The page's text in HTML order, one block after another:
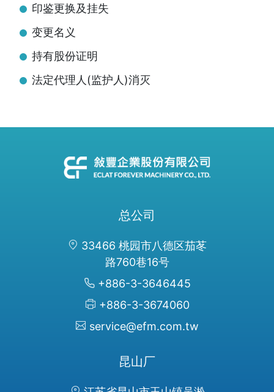
印鉴更换及挂失
变更名义
持有股份证明
法定代理人(监护人)消灭
总公司
33466 桃园市八德区茄苳
路760巷16号
+886-3-3646445
+886-3-3674060
service@efm.com.tw
昆山厂